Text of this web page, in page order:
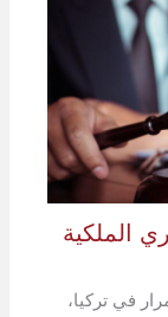
الملكية
في تركيا،